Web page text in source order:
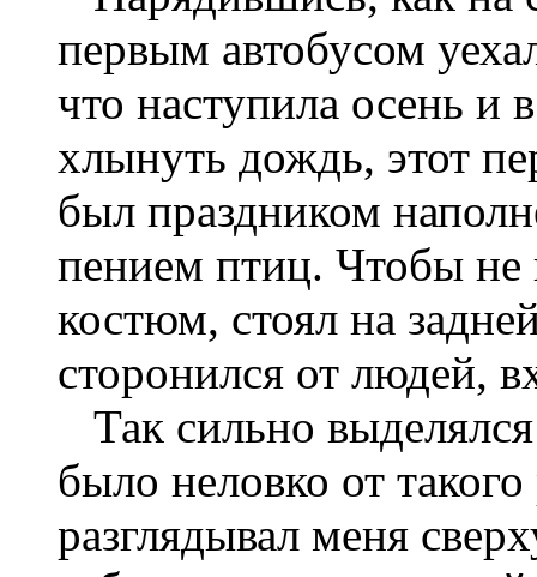
первым автобусом
что наступила осень и
хлынуть дождь, этот
был праздником
пением птиц. Чтобы
костюм, стоял на
сторонился от людей,
Так сильно
было неловко от
разглядывал меня